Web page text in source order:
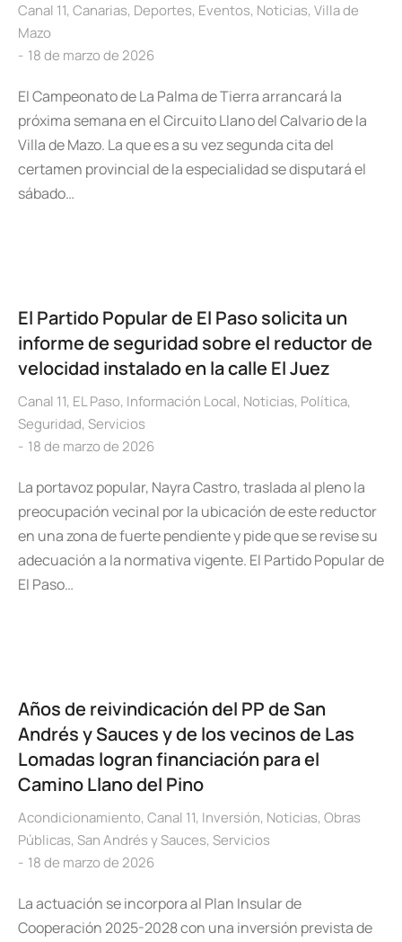
Canal 11, Canarias, Deportes, Eventos, Noticias, Villa de
Mazo
18 de marzo de 2026
El Campeonato de La Palma de Tierra arrancará la
próxima semana en el Circuito Llano del Calvario de la
Villa de Mazo. La que es a su vez segunda cita del
certamen provincial de la especialidad se disputará el
sábado…
El Partido Popular de El Paso solicita un
informe de seguridad sobre el reductor de
velocidad instalado en la calle El Juez
Canal 11, EL Paso, Información Local, Noticias, Política,
Seguridad, Servicios
18 de marzo de 2026
La portavoz popular, Nayra Castro, traslada al pleno la
preocupación vecinal por la ubicación de este reductor
en una zona de fuerte pendiente y pide que se revise su
adecuación a la normativa vigente. El Partido Popular de
El Paso…
Años de reivindicación del PP de San
Andrés y Sauces y de los vecinos de Las
Lomadas logran financiación para el
Camino Llano del Pino
Acondicionamiento, Canal 11, Inversión, Noticias, Obras
Públicas, San Andrés y Sauces, Servicios
18 de marzo de 2026
La actuación se incorpora al Plan Insular de
Cooperación 2025-2028 con una inversión prevista de